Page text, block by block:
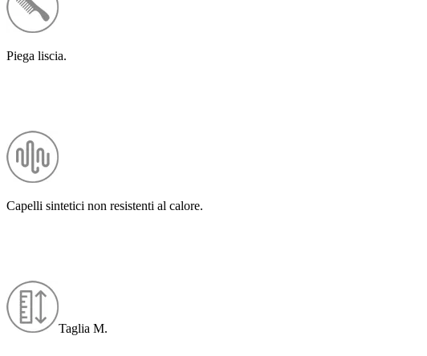
Piega liscia.
Capelli sintetici non resistenti al calore.
Taglia M.